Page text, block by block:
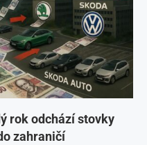
rok odchází stovky
zahraničí